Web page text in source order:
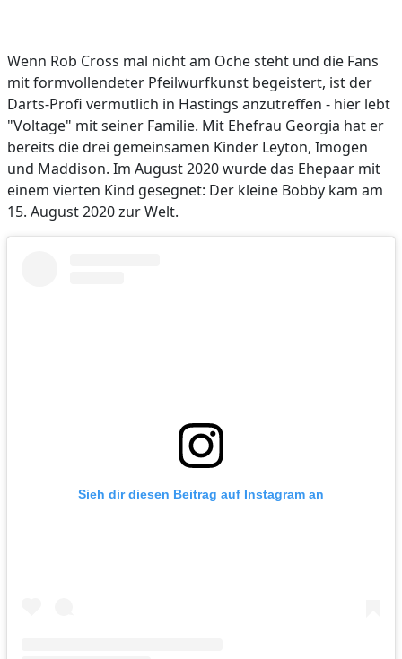
Wenn Rob Cross mal nicht am Oche steht und die Fans
mit formvollendeter Pfeilwurfkunst begeistert, ist der
Darts-Profi vermutlich in Hastings anzutreffen - hier lebt
"Voltage" mit seiner Familie. Mit Ehefrau Georgia hat er
bereits die drei gemeinsamen Kinder Leyton, Imogen
und Maddison. Im August 2020 wurde das Ehepaar mit
einem vierten Kind gesegnet: Der kleine Bobby kam am
15. August 2020 zur Welt.
Sieh dir diesen Beitrag auf Instagram an